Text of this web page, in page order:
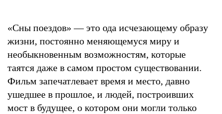
«Сны поездов» — это ода исчезающему образу
жизни, постоянно меняющемуся миру и
необыкновенным возможностям, которые
таятся даже в самом простом существовании.
Фильм запечатлевает время и место, давно
ушедшее в прошлое, и людей, построивших
мост в будущее, о котором они могли только